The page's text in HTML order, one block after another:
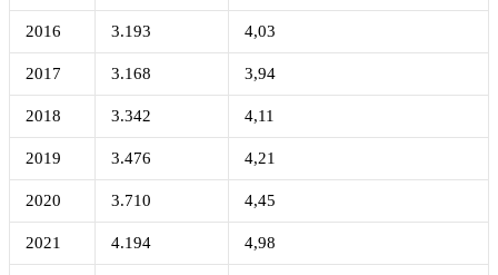
2016 3.193 4,03
2017 3.168 3,94
2018 3.342 4,11
2019 3.476 4,21
2020 3.710 4,45
2021 4.194 4,98